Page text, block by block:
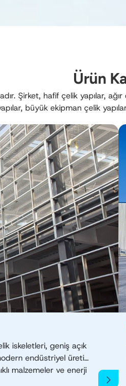
Ürün
Şirket, hafif çelik yapılar,
büyük ekipman çelik
iskeletleri, geniş açık
endüstriyel üretim
malzemeler ve enerji